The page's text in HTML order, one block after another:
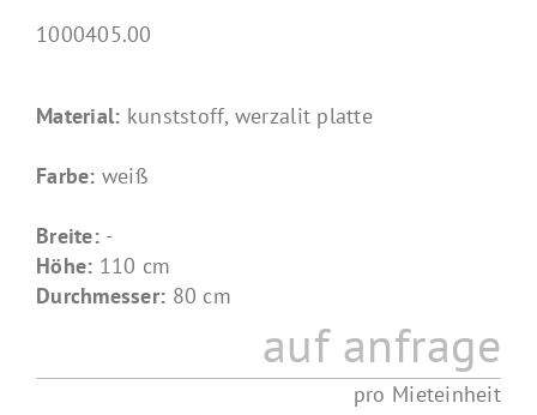
1000405.00
Material: kunststoff, werzalit platte
Farbe: weiß
Breite: -
Höhe: 110 cm
Durchmesser: 80 cm
auf anfrage
pro Mieteinheit